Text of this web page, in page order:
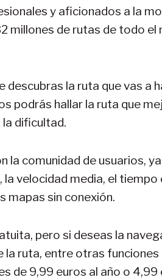
y aficionados a la
millones de rutas de todo el
descubras la ruta que vas a
podrás hallar la ruta que
dificultad.
comunidad de usuarios,
velocidad media, el
mapas sin conexión.
pero si deseas la
la ruta, entre otras
de 9,99 euros al año o